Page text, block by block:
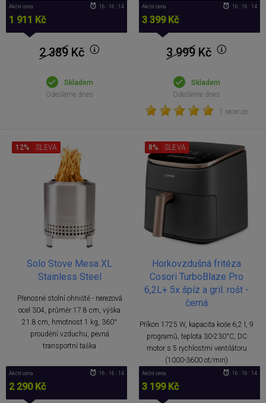
Akční cena
1 911 Kč
16 : 16 : 13
2 389 Kč
Skladem
Odešleme dnes
Akční cena
3 399 Kč
16 : 16 : 13
3 999 Kč
Skladem
Odešleme dnes
1 recenze
Solo Stove Mesa XL
Stainless Steel
Přenosné stolní ohniště - nerezová
ocel 304, průměr 17.8 cm, výška
21.8 cm, hmotnost 1 kg, 360°
proudění vzduchu, pevná
transportní taška
12% SLEVA
Akční cena
2 290 Kč
16 : 16 : 13
Horkovzdušná fritéza
Cosori TurboBlaze Pro
6,2L+ 5x špíz a gril. rošt -
černá
Příkon 1725 W, kapacita koše 6,2 l, 9
programů, teplota 30-230°C, DC
motor s 5 rychlostmi ventilátoru
(1000-3600 ot/min)
8% SLEVA
Akční cena
3 199 Kč
16 : 16 : 13